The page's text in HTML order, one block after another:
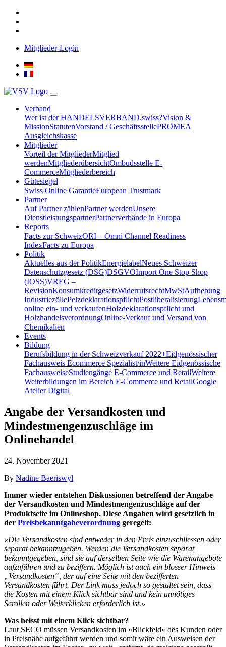
Mitglieder-Login
Verband
Wer ist der HANDELSVERBAND.swiss?Vision &
MissionStatutenVorstand / GeschäftsstellePROMEA
Ausgleichskasse
Mitglieder
Vorteil der MitgliederMitglied
werdenMitgliederübersichtOmbudsstelle E-
CommerceMitgliederbereich
Gütesiegel
Swiss Online GarantieEuropean Trustmark
Partner
Auf Partner zählenPartner werdenUnsere
DienstleistungspartnerPartnerverbände in Europa
Reports
Facts zur SchweizORI – Omni Channel Readiness
IndexFacts zu Europa
Politik
Aktuelles aus der PolitikEnergielabelNeues Schweizer
Datenschutzgesetz (DSG)DSGVOImport One Stop Shop
(IOSS)VREG –
RevisionKonsumkreditgesetzWiderrufsrechtMwStAufhebung
IndustriezöllePelzdeklarationspflichtPostliberalisierung
online ein- und verkaufenHolzdeklarationspflicht und
HolzhandelsverordnungOnline-Verkauf und Versand von
Chemikalien
Events
Bildung
Berufsbildung in der Schweizverkauf 2022+Eidgenössischer
Fachausweis Ecommerce Spezialist/inWeitere Eidgenössische
FachausweiseStudiengänge E-Commerce und RetailWeitere
Weiterbildungen im Bereich E-Commerce und RetailGoogle
Atelier Digital
Angabe der Versandkosten und
Mindestmengenzuschläge im
Onlinehandel
24. November 2021
By Nadine Baeriswyl
Immer wieder entstehen Diskussionen betreffend der Angabe
der Versandkosten und Mindestmengenzuschläge auf der
Produktseite im Onlineshop. Diese Angaben wird gesetzlich in
der Preisbekanntgabeverordnung geregelt:
«Die Versandkosten sind entweder in den Preis einzuschliessen oder
separat bekanntzugeben. Werden die Versandkosten separat
bekanntgegeben, sind sie auf derselben Seite wie die Warenangebote
aufzuführen und zu beziffern. Möglich ist auch ein blosser Hinweis
„Versandkosten“, der auf eine Seite mit den bezifferten
Versandkosten führt. Der Link muss jedoch so gestaltet sein, dass
die Kosten mit einem Klick sichtbar sind und kein unnötiges
Scrollen oder Weiterklicken erforderlich ist.»
Was heisst mit einem Klick sichtbar?
Laut SECO müssen Versandkosten im «Blickfeld» des Kunden oder
in Preisnähe aufgeführt werden und somit wäre ein Ausweisen der